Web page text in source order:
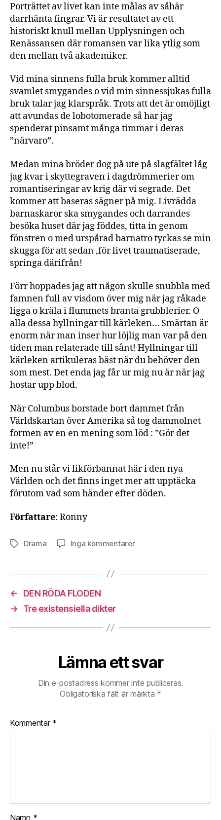
Porträttet av livet kan inte målas av såhär
darrhänta fingrar. Vi är resultatet av ett
historiskt knull mellan Upplysningen och
Renässansen där romansen var lika ytlig som
den mellan två akademiker.
Vid mina sinnens fulla bruk kommer alltid
svamlet smygandes o vid min sinnessjukas fulla
bruk talar jag klarspråk. Trots att det är omöjligt
att avundas de lobotomerade så har jag
spenderat pinsamt många timmar i deras
”närvaro”.
Medan mina bröder dog på ute på slagfältet låg
jag kvar i skyttegraven i dagdrömmerier om
romantiseringar av krig där vi segrade. Det
kommer att baseras sägner på mig. Livrädda
barnaskaror ska smygandes och darrandes
besöka huset där jag föddes, titta in genom
fönstren o med urspårad barnatro tyckas se min
skugga för att sedan ,för livet traumatiserade,
springa därifrån!
Förr hoppades jag att någon skulle snubbla med
famnen full av visdom över mig när jag råkade
ligga o kräla i flummets branta grubblerier. O
alla dessa hyllningar till kärleken… Smärtan är
enorm när man inser hur löjlig man var på den
tiden man relaterade till sånt! Hyllningar till
kärleken artikuleras bäst när du behöver den
som mest. Det enda jag får ur mig nu är när jag
hostar upp blod.
När Columbus borstade bort dammet från
Världskartan över Amerika så tog dammolnet
formen av en en mening som löd : ”Gör det
inte!”
Men nu står vi likförbannat här i den nya
Världen och det finns inget mer att upptäcka
förutom vad som händer efter döden.
Författare: Ronny
Etiketter
Drama Inga kommentarertill
←
DEN RÖDA FLODEN
→
Tre existensiella dikter
Lämna ett svar
Din e-postadress kommer inte publiceras.
Obligatoriska fält är märkta *
Kommentar *
Namn *